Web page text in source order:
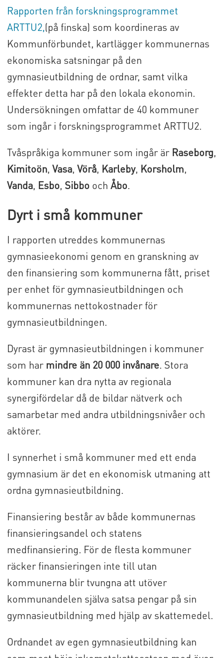
Rapporten från forskningsprogrammet
ARTTU2,(på finska) som koordineras av
Kommunförbundet, kartlägger kommunernas
ekonomiska satsningar på den
gymnasieutbildning de ordnar, samt vilka
effekter detta har på den lokala ekonomin.
Undersökningen omfattar de 40 kommuner
som ingår i forskningsprogrammet ARTTU2.
Tvåspråkiga kommuner som ingår är Raseborg,
Kimitoön, Vasa, Vörå, Karleby, Korsholm,
Vanda, Esbo, Sibbo och Åbo.
Dyrt i små kommuner
I rapporten utreddes kommunernas
gymnasieekonomi genom en granskning av
den finansiering som kommunerna fått, priset
per enhet för gymnasieutbildningen och
kommunernas nettokostnader för
gymnasieutbildningen.
Dyrast är gymnasieutbildningen i kommuner
som har mindre än 20 000 invånare. Stora
kommuner kan dra nytta av regionala
synergifördelar då de bildar nätverk och
samarbetar med andra utbildningsnivåer och
aktörer.
I synnerhet i små kommuner med ett enda
gymnasium är det en ekonomisk utmaning att
ordna gymnasieutbildning.
Finansiering består av både kommunernas
finansieringsandel och statens
medfinansiering. För de flesta kommuner
räcker finansieringen inte till utan
kommunerna blir tvungna att utöver
kommunandelen själva satsa pengar på sin
gymnasieutbildning med hjälp av skattemedel.
Ordnandet av egen gymnasieutbildning kan